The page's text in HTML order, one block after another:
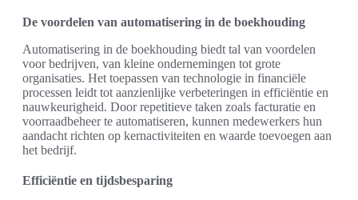
De voordelen van automatisering in de boekhouding
Automatisering in de boekhouding biedt tal van voordelen
voor bedrijven, van kleine ondernemingen tot grote
organisaties. Het toepassen van technologie in financiële
processen leidt tot aanzienlijke verbeteringen in efficiëntie en
nauwkeurigheid. Door repetitieve taken zoals facturatie en
voorraadbeheer te automatiseren, kunnen medewerkers hun
aandacht richten op kernactiviteiten en waarde toevoegen aan
het bedrijf.
Efficiëntie en tijdsbesparing